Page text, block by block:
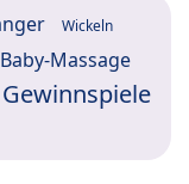
Wickeln
Baby-Massage
Gewinnspiele